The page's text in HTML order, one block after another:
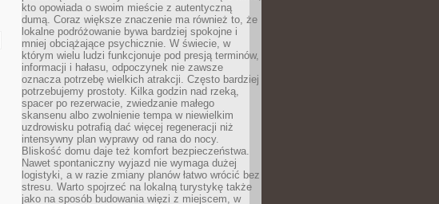
kto opowiada o swoim mieście z autentyczną
dumą. Coraz większe znaczenie ma również to, że
lokalne podróżowanie bywa bardziej spokojne i
mniej obciążające psychicznie. W świecie, w
którym wielu ludzi funkcjonuje pod presją terminów,
informacji i hałasu, odpoczynek nie zawsze
oznacza potrzebę wielkich atrakcji. Często bardziej
potrzebujemy prostoty. Kilka godzin nad rzeką,
spacer po rezerwacie, zwiedzanie małego
skansenu albo zwolnienie tempa w niewielkim
uzdrowisku potrafią dać więcej regeneracji niż
intensywny plan wyprawy od rana do nocy.
Bliskość domu daje też komfort bezpieczeństwa.
Nawet spontaniczny wyjazd nie wymaga dużej
logistyki, a w razie zmiany planów łatwo wrócić bez
stresu. Warto spojrzeć na lokalną turystykę także
jako na sposób budowania więzi z miejscem, w